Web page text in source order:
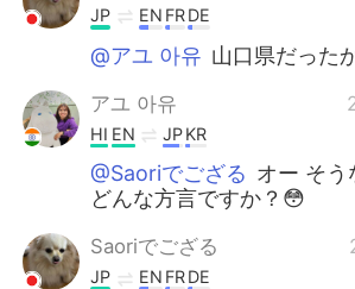
JP EN FRDE
@アユ 아유 山口県だった
アユ 아유
HI EN JPKR
@Saoriでござる オー そう
どんな方言ですか？😳
Saoriでござる
JP EN FRDE